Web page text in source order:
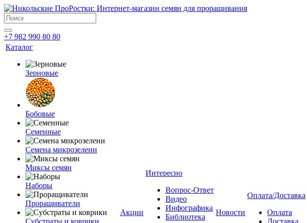
+7 982 990 80 80
Каталог
Зерновые
Бобовые
Семенные
Семена микрозелени
Миксы семян
Наборы
Проращиватели
Субстраты и коврики
Акции
Интересно
Вопрос-Ответ
Видео
Инфографика
Библиотека
Новости
Оплата/Доставка
Оплата
Доставка